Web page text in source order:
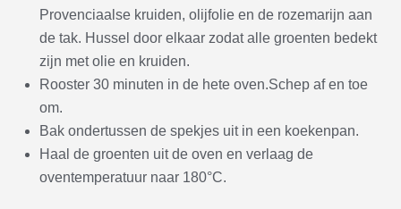
Provenciaalse kruiden, olijfolie en de rozemarijn aan
de tak. Hussel door elkaar zodat alle groenten bedekt
zijn met olie en kruiden.
Rooster 30 minuten in de hete oven.Schep af en toe
om.
Bak ondertussen de spekjes uit in een koekenpan.
Haal de groenten uit de oven en verlaag de
oventemperatuur naar 180°C.